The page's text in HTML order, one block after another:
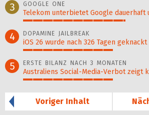
3 GOOGLE ONE
Telekom unterbietet Google dauerhaft
4 DOPAMINE JAILBREAK
iOS 26 wurde nach 326 Tagen geknackt
5 ERSTE BILANZ NACH 3 MONATEN
Australiens Social-Media-Verbot zeigt
Voriger Inhalt